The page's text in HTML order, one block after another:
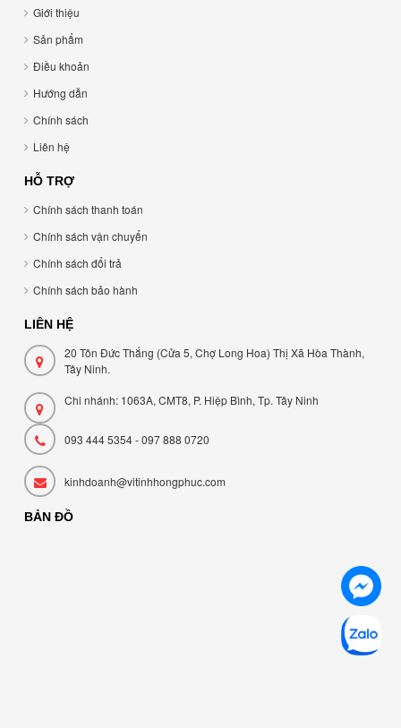
Giới thiệu
Sản phẩm
Điều khoản
Hướng dẫn
Chính sách
Liên hệ
HỖ TRỢ
Chính sách thanh toán
Chính sách vận chuyển
Chính sách đổi trả
Chính sách bảo hành
LIÊN HỆ
20 Tôn Đức Thắng (Cửa 5, Chợ Long Hoa) Thị Xã Hòa Thành,
Tây Ninh.
Chi nhánh: 1063A, CMT8, P. Hiệp Bình, Tp. Tây Ninh
093 444 5354 - 097 888 0720
kinhdoanh@vitinhhongphuc.com
BẢN ĐỒ